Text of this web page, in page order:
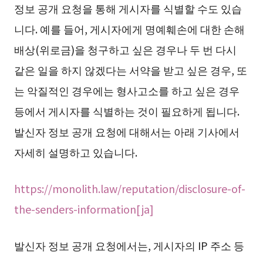
정보 공개 요청을 통해 게시자를 식별할 수도 있습
니다. 예를 들어, 게시자에게 명예훼손에 대한 손해
배상(위로금)을 청구하고 싶은 경우나 두 번 다시
같은 일을 하지 않겠다는 서약을 받고 싶은 경우, 또
는 악질적인 경우에는 형사고소를 하고 싶은 경우
등에서 게시자를 식별하는 것이 필요하게 됩니다.
발신자 정보 공개 요청에 대해서는 아래 기사에서
자세히 설명하고 있습니다.
https://monolith.law/reputation/disclosure-of-
the-senders-information[ja]
발신자 정보 공개 요청에서는, 게시자의 IP 주소 등